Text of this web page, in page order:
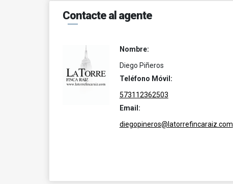
Contacte al agente
Nombre:
Diego Piñeros
Teléfono Móvil:
573112362503
Email:
diegopineros@latorrefincaraiz.com